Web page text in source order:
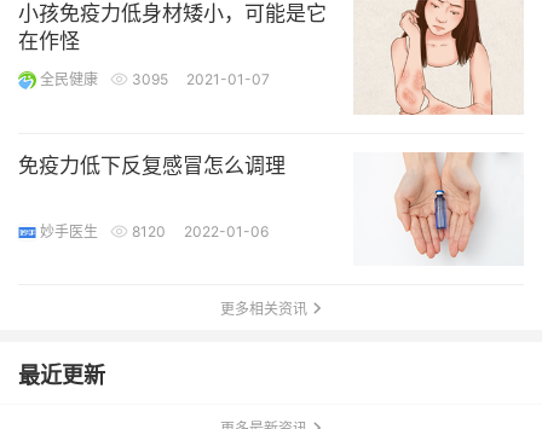
小孩免疫力低身材矮小，可能是它
在作怪
全民健康 3095 2021-01-07
免疫力低下反复感冒怎么调理
妙手医生 8120 2022-01-06
更多相关资讯
最近更新